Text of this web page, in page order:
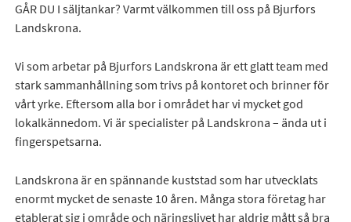
GÅR DU I säljtankar? Varmt välkommen till oss på Bjurfors
Landskrona.
Vi som arbetar på Bjurfors Landskrona är ett glatt team med
stark sammanhållning som trivs på kontoret och brinner för
vårt yrke. Eftersom alla bor i området har vi mycket god
lokalkännedom. Vi är specialister på Landskrona – ända ut i
fingerspetsarna.
Landskrona är en spännande kuststad som har utvecklats
enormt mycket de senaste 10 åren. Många stora företag har
etablerat sig i område och näringslivet har aldrig mått så bra